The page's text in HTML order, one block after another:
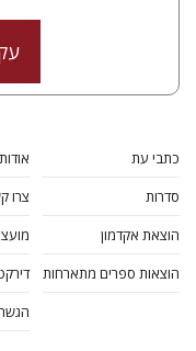
כתבי עת
סדרות
הוצאת אקדמון
הוצאות ספרים מתארחות
צרו